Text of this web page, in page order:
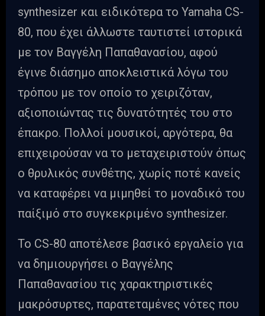
synthesizer και ειδικότερα το Yamaha CS-
80, που έχει άλλωστε ταυτιστεί ιστορικά
με τον Βαγγέλη Παπαθανασίου, αφού
έγινε διάσημο αποκλειστικά λόγω του
τρόπου με τον οποίο το χειριζόταν,
αξιοποιώντας τις δυνατότητές του στο
έπακρο. Πολλοί μουσικοί, αργότερα, θα
επιχειρούσαν να το μεταχειριστούν όπως
ο θρυλικός συνθέτης, χωρίς ποτέ κανείς
να καταφέρει να μιμηθεί το μοναδικό του
παίξιμό στο συγκεκριμένο synthesizer.
Το CS-80 αποτέλεσε βασικό εργαλείο για
να δημιουργήσει ο Βαγγέλης
Παπαθανασίου τις χαρακτηριστικές
μακρόσυρτες, παρατεταμένες νότες που